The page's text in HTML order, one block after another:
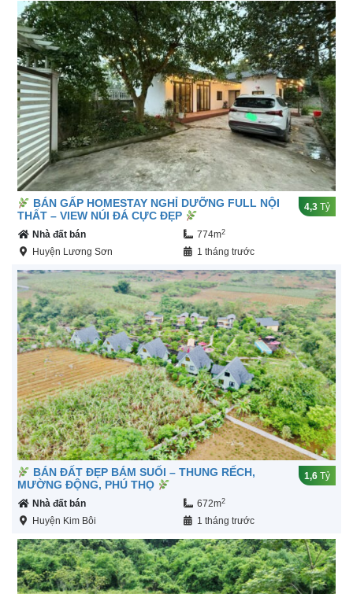
BÁN GẤP HOMESTAY NGHỈ DƯỠNG FULL NỘI
THẤT – VIEW NÚI ĐÁ CỰC ĐẸP
4,3 Tỷ
Nhà đất bán 774m2
Huyện Lương Sơn 1 tháng trước
BÁN ĐẤT ĐẸP BÁM SUỐI – THUNG RẾCH,
MƯỜNG ĐỘNG, PHÚ THỌ
1,6 Tỷ
Nhà đất bán 672m2
Huyện Kim Bôi 1 tháng trước